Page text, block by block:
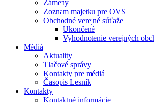
Zámeny
Zoznam majetku pre OVS
Obchodné verejné súťaže
Ukončené
Vyhodnotenie verejných
Médiá
Aktuality
Tlačové správy
Kontakty pre médiá
Časopis Lesník
Kontakty
Kontaktné informácie